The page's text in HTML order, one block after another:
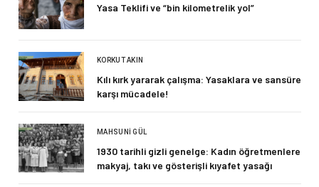
Yasa Teklifi ve “bin kilometrelik yol”
KORKUT AKIN
Kılı kırk yararak çalışma: Yasaklara ve sansüre
karşı mücadele!
MAHSUNI GÜL
1930 tarihli gizli genelge: Kadın öğretmenlere
makyaj, takı ve gösterişli kıyafet yasağı